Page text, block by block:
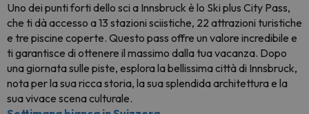
Uno dei punti forti dello sci a Innsbruck è lo Ski plus City Pass,
che ti dà accesso a 13 stazioni sciistiche, 22 attrazioni turistiche
e tre piscine coperte. Questo pass offre un valore incredibile e
ti garantisce di ottenere il massimo dalla tua vacanza. Dopo
una giornata sulle piste, esplora la bellissima città di Innsbruck,
nota per la sua ricca storia, la sua splendida architettura e la
sua vivace scena culturale.